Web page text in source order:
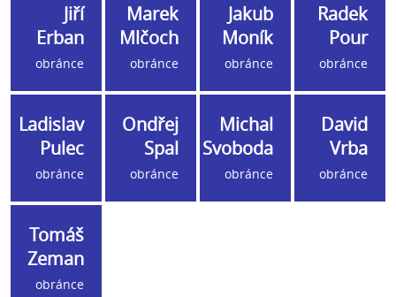
Jiří
Erban
obránce
Marek
Mlčoch
obránce
Jakub
Moník
obránce
Radek
Pour
obránce
Ladislav
Pulec
obránce
Ondřej
Spal
obránce
Michal
Svoboda
obránce
David
Vrba
obránce
Tomáš
Zeman
obránce